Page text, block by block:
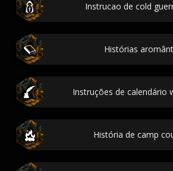
Instrucao de cold
Histórias
Instruções de calendário
História de camp